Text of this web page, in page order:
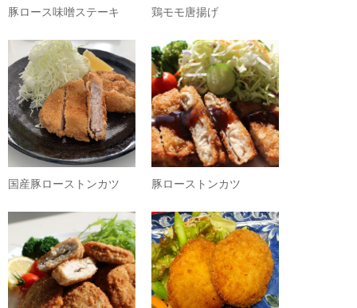
豚ロース味噌ステーキ 鶏モモ唐揚げ
国産豚ローストンカツ 豚ローストンカツ